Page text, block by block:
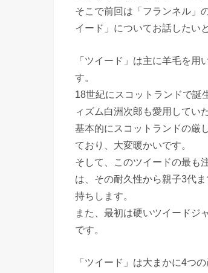
そこで前回は「フランネル」
イード」についてお話したい
「ツイード」は主に羊毛を
す。
18世紀にスコットランドで誕
ィズム白洲次郎も愛用してい
基本的にスコットランドの厳
ており、大変暖かいです。
そして、このツイードの最も
は、その耐久性から親子3代
持ちします。
また、最初は硬いツイードジ
です。
「ツイード」は大まかに4つ